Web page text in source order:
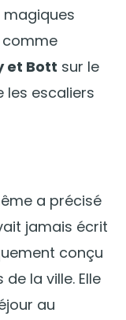
comme
et Bott sur le
les escaliers
a précisé
jamais écrit
conçu
la ville. Elle
au